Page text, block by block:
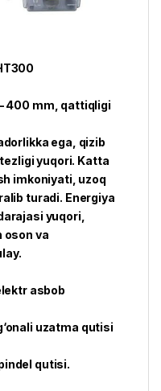
400 mm, qattiqligi
ega, qizib
yuqori. Katta
imkoniyati, uzoq
turadi. Energiya
yuqori,
oson va
asbob
uzatma qutisi
qutisi.